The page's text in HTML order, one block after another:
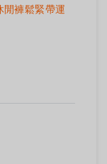
褲鬆緊帶運